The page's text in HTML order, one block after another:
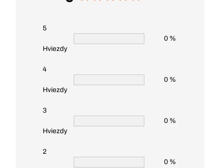
5
Hviezdy
0 %
4
Hviezdy
0 %
3
Hviezdy
0 %
2
0 %